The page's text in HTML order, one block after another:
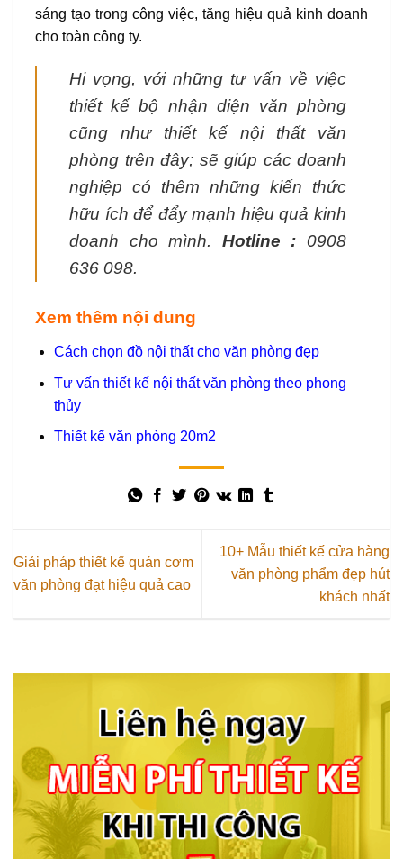
sáng tạo trong công việc, tăng hiệu quả kinh doanh
cho toàn công ty.
Hi vọng, với những tư vấn về việc
thiết kế bộ nhận diện văn phòng
cũng như thiết kế nội thất văn
phòng trên đây; sẽ giúp các doanh
nghiệp có thêm những kiến thức
hữu ích để đẩy mạnh hiệu quả kinh
doanh cho mình. Hotline : 0908
636 098.
Xem thêm nội dung
Cách chọn đồ nội thất cho văn phòng đẹp
Tư vấn thiết kế nội thất văn phòng theo phong
thủy
Thiết kế văn phòng 20m2
Giải pháp thiết kế quán cơm
văn phòng đạt hiệu quả cao
10+ Mẫu thiết kế cửa hàng
văn phòng phẩm đẹp hút
khách nhất